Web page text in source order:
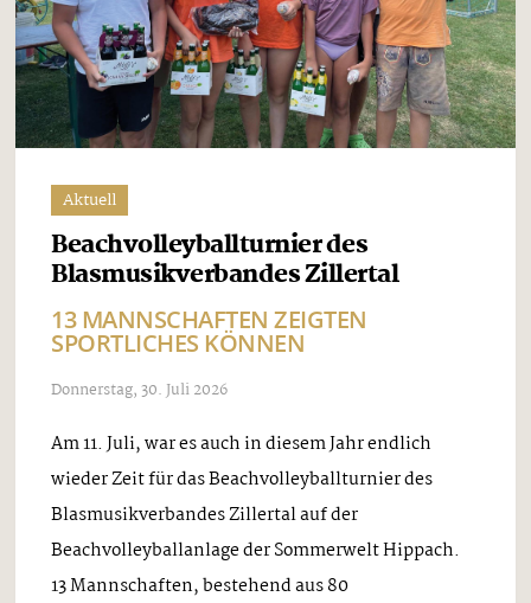
Aktuell
Beachvolleyballturnier des
Blasmusikverbandes Zillertal
13 MANNSCHAFTEN ZEIGTEN
SPORTLICHES KÖNNEN
Donnerstag, 30. Juli 2026
Am 11. Juli, war es auch in diesem Jahr endlich
wieder Zeit für das Beachvolleyballturnier des
Blasmusikverbandes Zillertal auf der
Beachvolleyballanlage der Sommerwelt Hippach.
13 Mannschaften, bestehend aus 80